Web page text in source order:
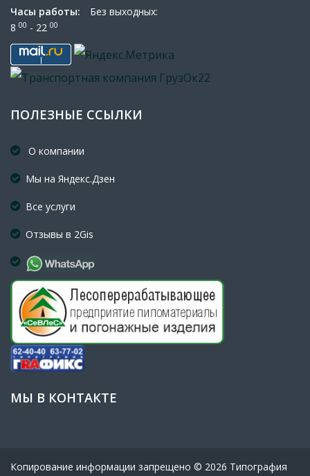
Часы работы:
Без выходных:
8 00 - 22 00
ПОЛЕЗНЫЕ ССЫЛКИ
О компании
Мы на Яндекс.Дзен
Все услуги
Отзывы в 2Gis
МЫ В КОНТАКТЕ
Копирование информации запрещено © 2026 Типография